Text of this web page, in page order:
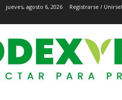
jueves, agosto 6, 2026 Registrarse / Unirse